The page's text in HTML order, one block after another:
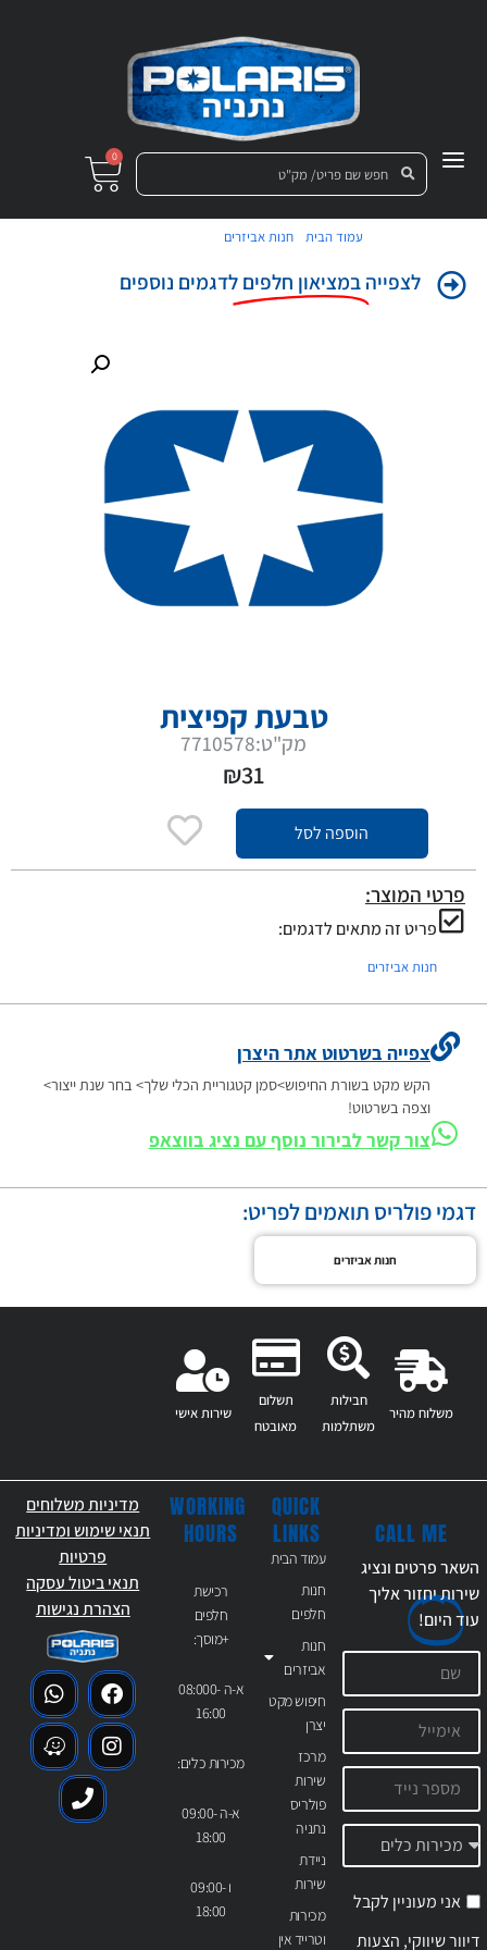
0
עמוד הבית /חנות אביזרים
לצפייהבמציאון חלפים לדגמים נוספים
טבעת קפיצית
מק"ט:7710578
₪31
הוספה לסל
פרטי המוצר:
פריט זה מתאים לדגמים:
חנות אביזרים
צפייה בשרטוט אתר היצרן
הקש מקט בשורת החיפוש>סמן קטגוריית הכלי שלך> בחר שנת ייצור>
וצפה בשרטוט!
צור קשר לבירור נוסף עם נציג בווצאפ
דגמי פולריס תואמים לפריט:
חנות אביזרים
משלוח מהיר
חבילות
משתלמות
תשלום
מאובטח
שירות אישי
QUICK
LINKS
עמוד הבית
חנות
חלפים
חנות
אביזרים
חיפוש מקט
יצרן
מרכז
שירות
פולריס
נתניה
ניידת
שירות
מכירות
וטרייד אין
WORKING
HOURS
רכישת
חלפים
+מוסך:
א-ה 08:000-
16:00
מכירות כלים:
א-ה 09:00-
18:00
ו 09:00-
18:00
CALL ME
השאר פרטים ונציג
שירות יחזור אליך
עודהיום!
אני מעוניין לקבל
דיוור שיווקי, הצעות
מדיניות משלוחים
תנאי שימוש ומדיניות
פרטיות
תנאי ביטול עסקה
הצהרת נגישות